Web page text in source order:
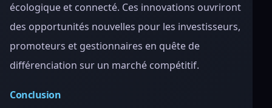
écologique et connecté. Ces innovations ouvriront
des opportunités nouvelles pour les investisseurs,
promoteurs et gestionnaires en quête de
différenciation sur un marché compétitif.
Conclusion